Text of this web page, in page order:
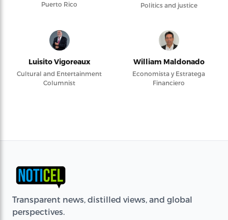
Puerto Rico
Politics and justice
Luisito Vigoreaux
Cultural and Entertainment
Columnist
William Maldonado
Economista y Estratega
Financiero
Transparent news, distilled views, and global
perspectives.